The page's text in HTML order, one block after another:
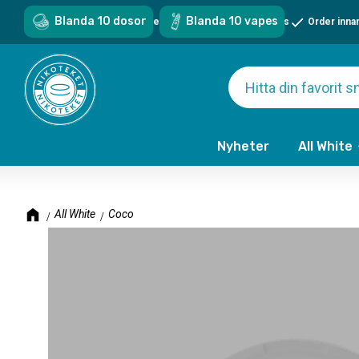
Nyheter All White
Blanda 10 dosor Blanda 10 vapes
Sveriges största sortiment - över 1000 snus & vapes Order
All White Coco